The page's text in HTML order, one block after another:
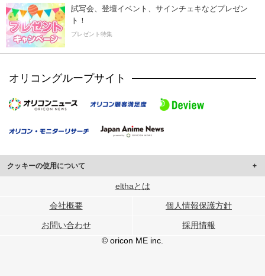
試写会、登壇イベント、サインチェキなどプレゼン
ト！
プレゼント特集
オリコングループサイト
クッキーの使用について
このサイトでは Cookie を使用して、ユーザーに合わせたコンテンツや広告の
行っています。
メディアや広告配信、データ解析の各パートナーに提供しています。
各パートナーは、この情報とユーザーが各パートナーに提供した他の情報や、
ユーザーが各パートナーのサービスを使用したときに収集した他の情報を組み
elthaとは
会社概要 個人情報保護方針
お問い合わせ
採用情報
© oricon ME inc.